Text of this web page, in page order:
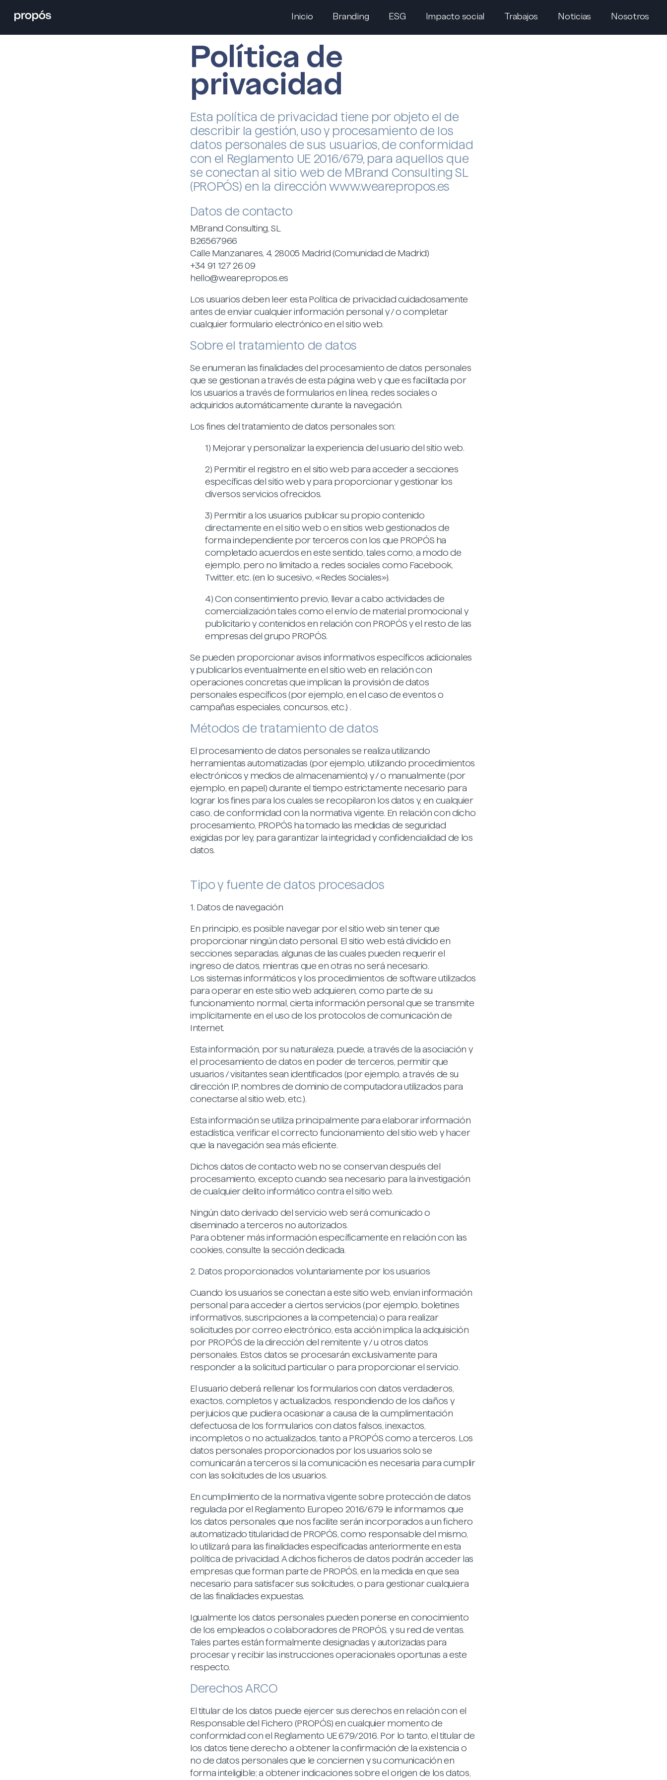
Inicio Branding ESG Impacto social Trabajos Noticias Nosotros
Política de
privacidad
Esta política de privacidad tiene por objeto el de
describir la gestión, uso y procesamiento de los
datos personales de sus usuarios, de conformidad
con el Reglamento UE 2016/679, para aquellos que
se conectan al sitio web de MBrand Consulting SL
(PROPÓS) en la dirección www.wearepropos.es
Datos de contacto
MBrand Consulting, SL
B26567966
Calle Manzanares, 4, 28005 Madrid (Comunidad de Madrid)
+34 91 127 26 09
hello@wearepropos.es
Los usuarios deben leer esta Política de privacidad cuidadosamente
antes de enviar cualquier información personal y / o completar
cualquier formulario electrónico en el sitio web.
Sobre el tratamiento de datos
Se enumeran las finalidades del procesamiento de datos personales
que se gestionan a través de esta página web y que es facilitada por
los usuarios a través de formularios en línea, redes sociales o
adquiridos automáticamente durante la navegación.
Los fines del tratamiento de datos personales son:
1) Mejorar y personalizar la experiencia del usuario del sitio web.
2) Permitir el registro en el sitio web para acceder a secciones
específicas del sitio web y para proporcionar y gestionar los
diversos servicios ofrecidos.
3) Permitir a los usuarios publicar su propio contenido
directamente en el sitio web o en sitios web gestionados de
forma independiente por terceros con los que PROPÓS ha
completado acuerdos en este sentido, tales como, a modo de
ejemplo, pero no limitado a, redes sociales como Facebook,
Twitter, etc. (en lo sucesivo, «Redes Sociales»).
4) Con consentimiento previo, llevar a cabo actividades de
comercialización tales como el envío de material promocional y
publicitario y contenidos en relación con PROPÓS y el resto de las
empresas del grupo PROPÓS.
Se pueden proporcionar avisos informativos específicos adicionales
y publicarlos eventualmente en el sitio web en relación con
operaciones concretas que implican la provisión de datos
personales específicos (por ejemplo, en el caso de eventos o
campañas especiales, concursos, etc.) .
Métodos de tratamiento de datos
El procesamiento de datos personales se realiza utilizando
herramientas automatizadas (por ejemplo, utilizando procedimientos
electrónicos y medios de almacenamiento) y / o manualmente (por
ejemplo, en papel) durante el tiempo estrictamente necesario para
lograr los fines para los cuales se recopilaron los datos y, en cualquier
caso, de conformidad con la normativa vigente. En relación con dicho
procesamiento, PROPÓS ha tomado las medidas de seguridad
exigidas por ley, para garantizar la integridad y confidencialidad de los
datos.
Tipo y fuente de datos procesados
1. Datos de navegación
En principio, es posible navegar por el sitio web sin tener que
proporcionar ningún dato personal. El sitio web está dividido en
secciones separadas, algunas de las cuales pueden requerir el
ingreso de datos, mientras que en otras no será necesario.
Los sistemas informáticos y los procedimientos de software utilizados
para operar en este sitio web adquieren, como parte de su
funcionamiento normal, cierta información personal que se transmite
implícitamente en el uso de los protocolos de comunicación de
Internet.
Esta información, por su naturaleza, puede, a través de la asociación y
el procesamiento de datos en poder de terceros, permitir que
usuarios / visitantes sean identificados (por ejemplo, a través de su
dirección IP, nombres de dominio de computadora utilizados para
conectarse al sitio web, etc.).
Esta información se utiliza principalmente para elaborar información
estadística, verificar el correcto funcionamiento del sitio web y hacer
que la navegación sea más eficiente.
Dichos datos de contacto web no se conservan después del
procesamiento, excepto cuando sea necesario para la investigación
de cualquier delito informático contra el sitio web.
Ningún dato derivado del servicio web será comunicado o
diseminado a terceros no autorizados.
Para obtener más información específicamente en relación con las
cookies, consulte la sección dedicada.
2. Datos proporcionados voluntariamente por los usuarios
Cuando los usuarios se conectan a este sitio web, envían información
personal para acceder a ciertos servicios (por ejemplo, boletines
informativos, suscripciones a la competencia) o para realizar
solicitudes por correo electrónico, esta acción implica la adquisición
por PROPÓS de la dirección del remitente y / u otros datos
personales. Estos datos se procesarán exclusivamente para
responder a la solicitud particular o para proporcionar el servicio.
El usuario deberá rellenar los formularios con datos verdaderos,
exactos, completos y actualizados, respondiendo de los daños y
perjuicios que pudiera ocasionar a causa de la cumplimentación
defectuosa de los formularios con datos falsos, inexactos,
incompletos o no actualizados, tanto a PROPÓS como a terceros. Los
datos personales proporcionados por los usuarios solo se
comunicarán a terceros si la comunicación es necesaria para cumplir
con las solicitudes de los usuarios.
En cumplimiento de la normativa vigente sobre protección de datos
regulada por el Reglamento Europeo 2016/679 le informamos que
los datos personales que nos facilite serán incorporados a un fichero
automatizado titularidad de PROPÓS, como responsable del mismo,
lo utilizará para las finalidades especificadas anteriormente en esta
política de privacidad. A dichos ficheros de datos podrán acceder las
empresas que forman parte de PROPÓS, en la medida en que sea
necesario para satisfacer sus solicitudes, o para gestionar cualquiera
de las finalidades expuestas.
Igualmente los datos personales pueden ponerse en conocimiento
de los empleados o colaboradores de PROPÓS, y su red de ventas.
Tales partes están formalmente designadas y autorizadas para
procesar y recibir las instrucciones operacionales oportunas a este
respecto.
Derechos ARCO
El titular de los datos puede ejercer sus derechos en relación con el
Responsable del Fichero (PROPÓS) en cualquier momento de
conformidad con el Reglamento UE 679/2016. Por lo tanto, el titular de
los datos tiene derecho a obtener la confirmación de la existencia o
no de datos personales que le conciernen y su comunicación en
forma inteligible; a obtener indicaciones sobre el origen de los datos,